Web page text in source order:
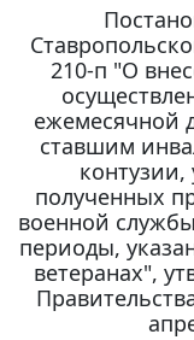
210-п "О
ежемесячной
ставшим
контузии,
полученных
военной
периоды,
ветеранах",